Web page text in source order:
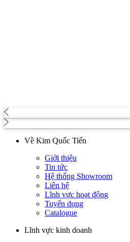
Về Kim Quốc Tiến
Giới thiệu
Tin tức
Hệ thống Showroom
Liên hệ
Lĩnh vực hoạt động
Tuyển dụng
Catalogue
Lĩnh vực kinh doanh